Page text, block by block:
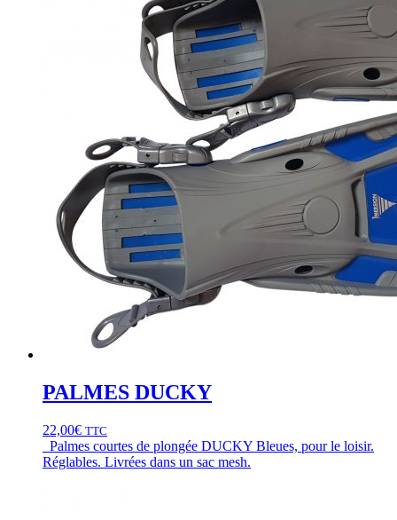
PALMES DUCKY
22,00€ TTC
Palmes courtes de plongée DUCKY Bleues, pour le loisir.
Réglables. Livrées dans un sac mesh.